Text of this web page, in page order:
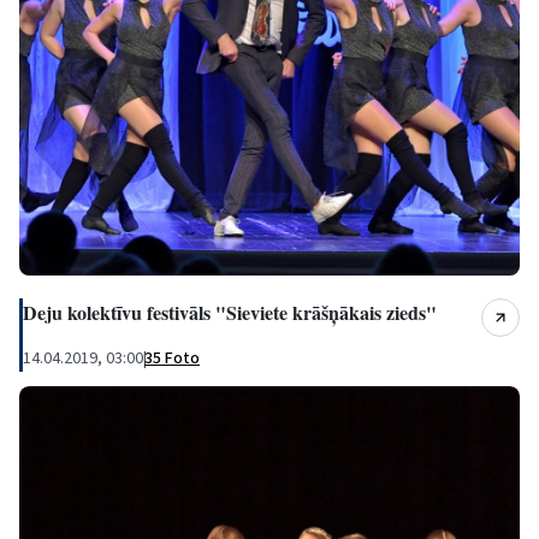
Deju kolektīvu festivāls "Sieviete krāšņākais zieds"
14.04.2019, 03:00|35 Foto